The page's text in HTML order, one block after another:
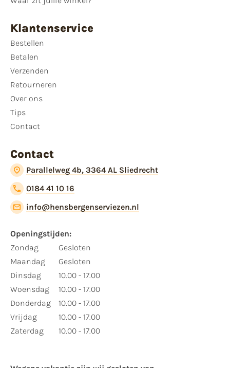
Klantenservice
Bestellen
Betalen
Verzenden
Retourneren
Over ons
Tips
Contact
Contact
Parallelweg 4b, 3364 AL Sliedrecht
0184 41 10 16
info@hensbergenserviezen.nl
Openingstijden:
Zondag
Maandag
Dinsdag
Woensdag
Donderdag
Vrijdag
Zaterdag
Gesloten
Gesloten
10.00 - 17.00
10.00 - 17.00
10.00 - 17.00
10.00 - 17.00
10.00 - 17.00